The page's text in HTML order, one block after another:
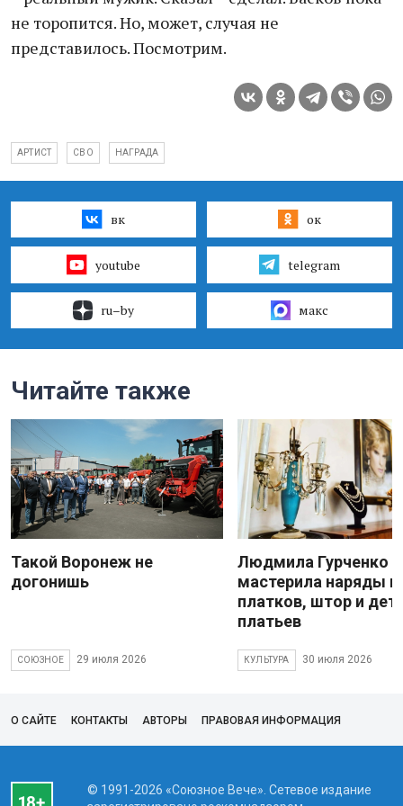
не торопится. Но, может, случая не
представилось. Посмотрим.
АРТИСТ СВО НАГРАДА
вк ок
youtube telegram
ru–by макс
Читайте также
Такой Воронеж не
догонишь
СОЮЗНОЕ 29 июля 2026
Людмила Гурченко
мастерила наряды
платков, штор и
платьев
КУЛЬТУРА 30 июля 2026
О САЙТЕ КОНТАКТЫ АВТОРЫ ПРАВОВАЯ ИНФОРМАЦИЯ
© 1991-2026 «Союзное Вече». Сетевое издание